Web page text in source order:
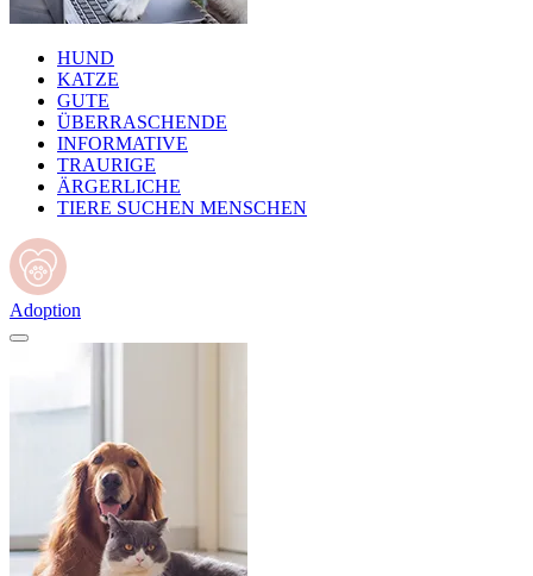
HUND
KATZE
GUTE
ÜBERRASCHENDE
INFORMATIVE
TRAURIGE
ÄRGERLICHE
TIERE SUCHEN MENSCHEN
Adoption